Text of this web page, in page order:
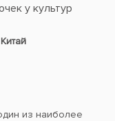
у культур
Китай
из наиболее